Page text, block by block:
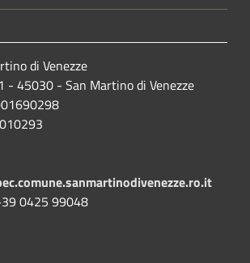
di Venezze
- 45030 - San Martino di Venezze
0425 99048